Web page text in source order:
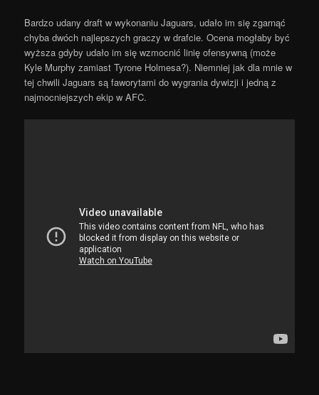
Bardzo udany draft w wykonaniu Jaguars, udało im się zgarnąć
chyba dwóch najlepszych graczy w drafcie. Ocena mogłaby być
wyższa gdyby udało im się wzmocnić linię ofensywną (może
Kyle Murphy zamiast Tyrone Holmesa?). Niemniej jak dla mnie w
tej chwili Jaguars są faworytami do wygrania dywizji i jedną z
najmocniejszych ekip w AFC.